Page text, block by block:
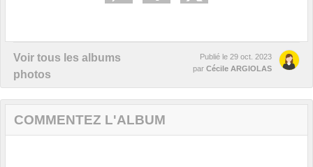
Voir tous les albums
photos
Publié le 29 oct. 2023
par Cécile ARGIOLAS
COMMENTEZ L'ALBUM